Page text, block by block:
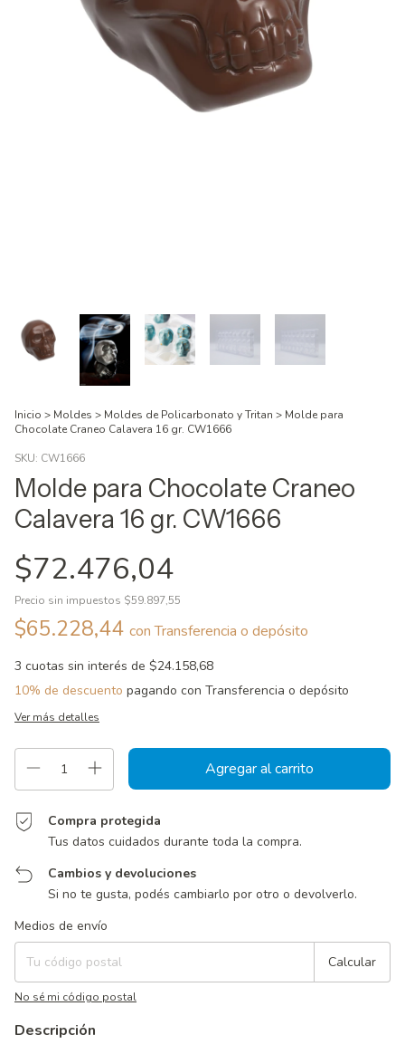
Inicio > Moldes > Moldes de Policarbonato y Tritan > Molde para
Chocolate Craneo Calavera 16 gr. CW1666
SKU: CW1666
Molde para Chocolate Craneo
Calavera 16 gr. CW1666
$72.476,04
Precio sin impuestos $59.897,55
$65.228,44 con Transferencia o depósito
3 cuotas sin interés de $24.158,68
10% de descuento pagando con Transferencia o depósito
Ver más detalles
Compra protegida
Tus datos cuidados durante toda la compra.
Cambios y devoluciones
Si no te gusta, podés cambiarlo por otro o devolverlo.
Entregas para el CP:
Medios de envío
Calcular
No sé mi código postal
Descripción